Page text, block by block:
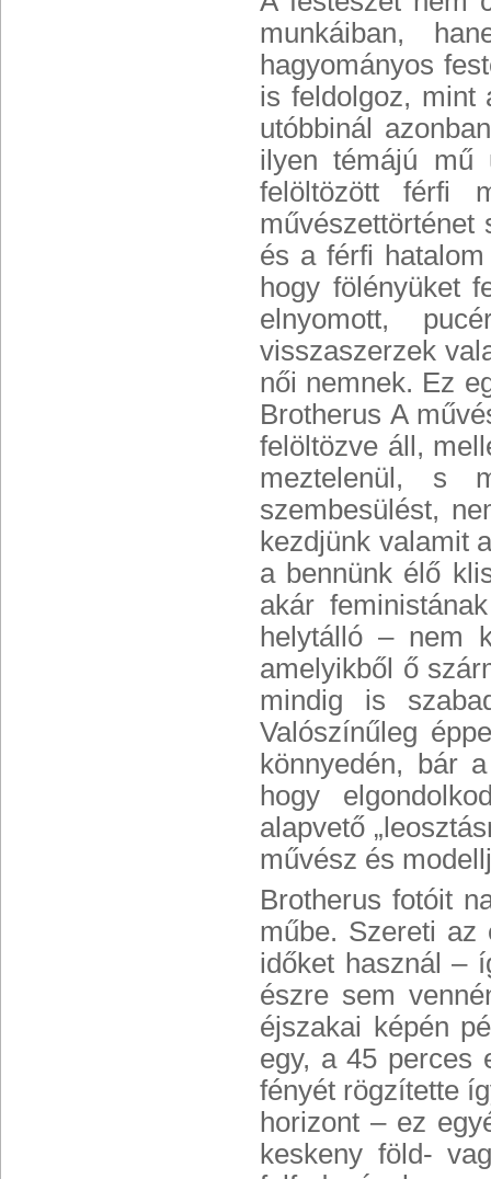
munkáiban,
hagyományos
is feldolgoz, mint
utóbbinál
ilyen témájú mű
felöltözött férfi
művészettörténet
és a férfi
hogy fölényüket
elnyomott,
visszaszerzek
női nemnek. Ez
Brotherus A
felöltözve áll,
meztelenül, s
szembesülést,
kezdjünk valamit
a bennünk élő
akár
helytálló – nem
amelyikből ő
mindig is
Valószínűleg
könnyedén, bár
hogy
alapvető
művész és
Brotherus fotóit
műbe. Szereti az
időket használ –
észre sem
éjszakai képén
egy, a 45 perces
fényét rögzítette
horizont – ez
keskeny föld-